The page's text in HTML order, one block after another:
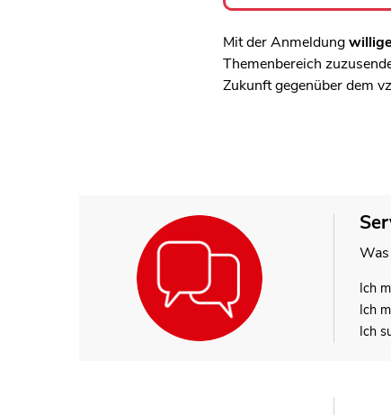
Mit der Anmeldung
Themenbereich
Zukunft gegenüber dem
Ich
Ich
Ich